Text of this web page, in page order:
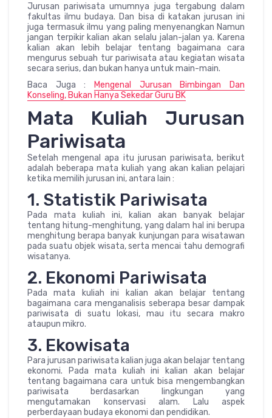
Jurusan pariwisata umumnya juga tergabung dalam
fakultas ilmu budaya. Dan bisa di katakan jurusan ini
juga termasuk ilmu yang paling menyenangkan Namun
jangan terpikir kalian akan selalu jalan-jalan ya. Karena
kalian akan lebih belajar tentang bagaimana cara
mengurus sebuah tur pariwisata atau kegiatan wisata
secara serius, dan bukan hanya untuk main-main.
Baca Juga :
Mengenal Jurusan Bimbingan Dan
Konseling, Bukan Hanya Sekedar Guru BK
Mata Kuliah Jurusan
Pariwisata
Setelah mengenal apa itu jurusan pariwisata, berikut
adalah beberapa mata kuliah yang akan kalian pelajari
ketika memilih jurusan ini, antara lain :
1. Statistik Pariwisata
Pada mata kuliah ini, kalian akan banyak belajar
tentang hitung-menghitung, yang dalam hal ini berupa
menghitung berapa banyak kunjungan para wisatawan
pada suatu objek wisata, serta mencai tahu demografi
wisatanya.
2. Ekonomi Pariwisata
Pada mata kuliah ini kalian akan belajar tentang
bagaimana cara menganalisis seberapa besar dampak
pariwisata di suatu lokasi, mau itu secara makro
ataupun mikro.
3. Ekowisata
Para jurusan pariwisata kalian juga akan belajar tentang
ekonomi. Pada mata kuliah ini kalian akan belajar
tentang bagaimana cara untuk bisa mengembangkan
pariwisata berdasarkan lingkungan yang
mengutamakan konservasi alam. Lalu aspek
perberdayaan budaya ekonomi dan pendidikan.